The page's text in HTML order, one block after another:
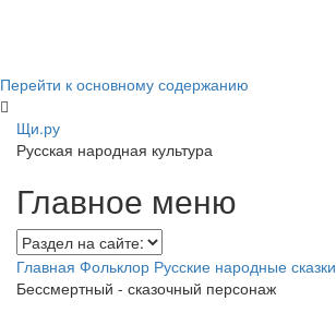
Перейти к основному содержанию
Щи.ру
Русская народная культура
Главное меню
Главная Фольклор Русские народные сказки
Бессмертный - сказочный персонаж